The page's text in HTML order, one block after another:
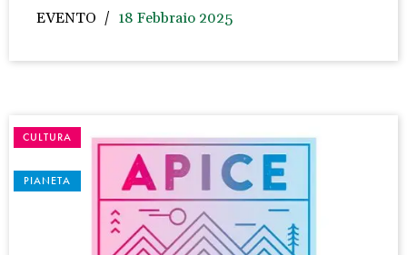
EVENTO 18 Febbraio 2025
CULTURA
PIANETA